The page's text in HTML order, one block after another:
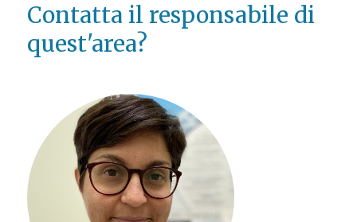
Contatta il responsabile di
quest'area?